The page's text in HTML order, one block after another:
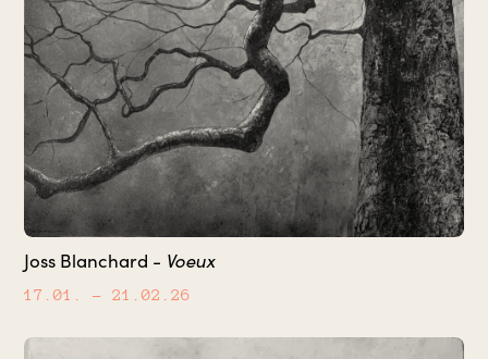
Joss Blanchard - Voeux
17.01. – 21.02.26